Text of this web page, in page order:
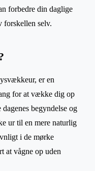
forbedre din daglige
forskellen selv.
er en
for at vække dig op
begyndelse og
ur til en mere naturlig
i de mørke
at vågne op uden